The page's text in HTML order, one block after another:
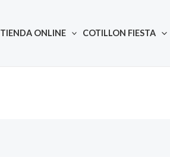
TIENDA ONLINE COTILLON FIESTA